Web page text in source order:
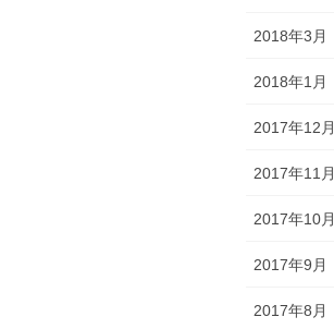
2018年3月
2018年1月
2017年12月
2017年11月
2017年10月
2017年9月
2017年8月